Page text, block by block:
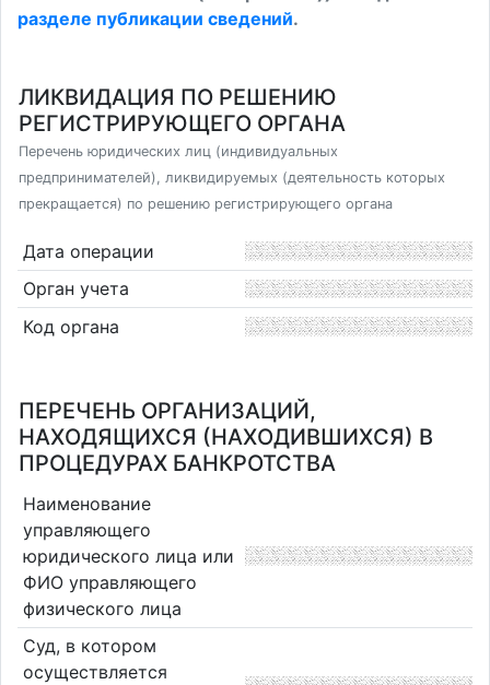
разделе публикации сведений.
ЛИКВИДАЦИЯ ПО РЕШЕНИЮ
РЕГИСТРИРУЮЩЕГО ОРГАНА
Перечень юридических лиц (индивидуальных
предпринимателей), ликвидируемых (деятельность которых
прекращается) по решению регистрирующего органа
Дата операции
Орган учета
Код органа
ПЕРЕЧЕНЬ ОРГАНИЗАЦИЙ,
НАХОДЯЩИХСЯ (НАХОДИВШИХСЯ) В
ПРОЦЕДУРАХ БАНКРОТСТВА
Наименование
управляющего
юридического лица или
ФИО управляющего
физического лица
Суд, в котором
осуществляется